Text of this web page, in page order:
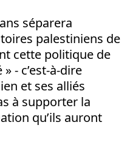
séparera
palestiniens de
cette politique de
- c’est-à-dire
et ses alliés
à supporter la
qu’ils auront